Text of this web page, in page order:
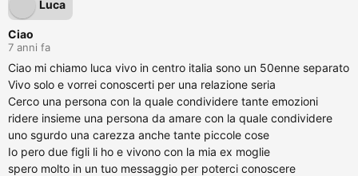
Luca
Ciao
7 anni fa
Ciao mi chiamo luca vivo in centro italia sono un 50enne separato
Vivo solo e vorrei conoscerti per una relazione seria
Cerco una persona con la quale condividere tante emozioni
ridere insieme una persona da amare con la quale condividere
uno sgurdo una carezza anche tante piccole cose
Io pero due figli li ho e vivono con la mia ex moglie
spero molto in un tuo messaggio per poterci conoscere